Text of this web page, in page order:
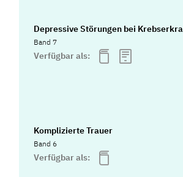
Depressive Störungen bei
Band 7
Verfügbar als:
Komplizierte Trauer
Band 6
Verfügbar als: